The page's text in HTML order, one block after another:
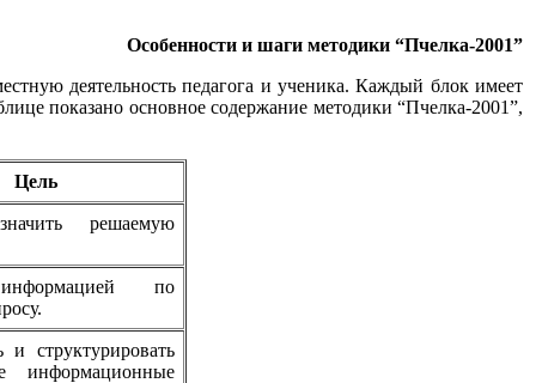
Особенности и шаги методики “Пчелка-2001”
деятельность педагога и ученика. Каждый блок имеет
показано основное содержание методики “Пчелка-2001”,
Цель
решаемую
по
и структурировать
информационные